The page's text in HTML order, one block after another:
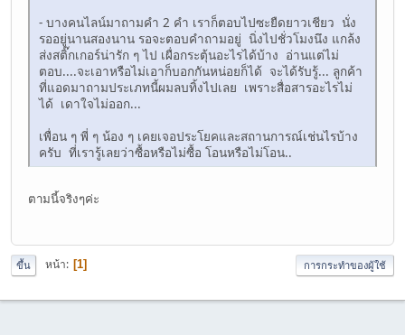
- บางคนไลน์มาถามคำ 2 คำ เราก็ตอบไปซะยืดยาวเชียว นั่ง
รออยู่นานสองนาน รอจะตอบคำถามอยู่ นิ่งไปชั่วโมงนึง แกล้ง
ส่งสติ๊กเกอร์น่ารัก ๆ ไป เผื่อกระตุ้นอะไรได้บ้าง อ่านแต่ไม่
ตอบ....จะเอาหรือไม่เอาก็บอกกันหน่อยก็ได้ จะได้รับรู้... ลูกค้า
ที่แอดมาถามประเภทนี้ผมลบทิ้งไปเลย เพราะสื่อสารอะไรไม่
ได้ เดาใจไม่ออก...
เพื่อน ๆ พี่ ๆ น้อง ๆ เคยเจอประโยคและสถานการณ์เช่นไรบ้าง
ครับ ที่เรารู้เลยว่าซื้อหรือไม่ซื้อ โอนหรือไม่โอน..
ตามนี้จริงๆค่ะ
ขึ้น หน้า 1 การกระทำของผู้ใช้